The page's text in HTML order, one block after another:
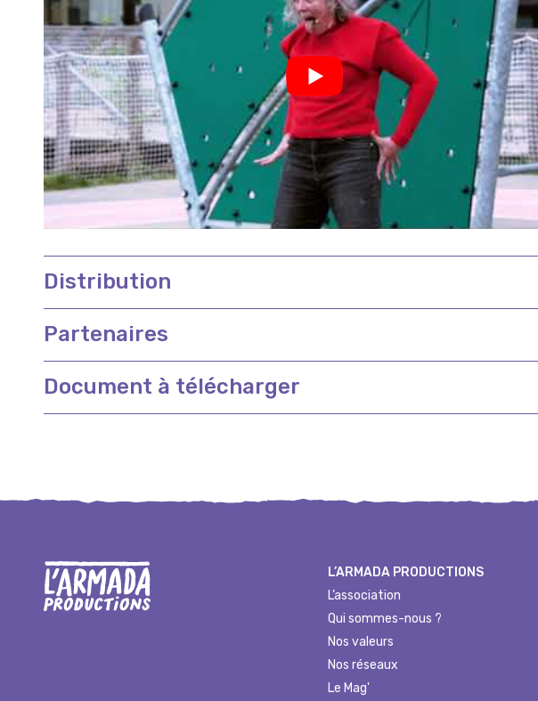
Distribution
Partenaires
Document à télécharger
L’ARMADA PRODUCTIONS
L’association
Qui sommes-nous ?
Nos valeurs
Nos réseaux
Le Mag'